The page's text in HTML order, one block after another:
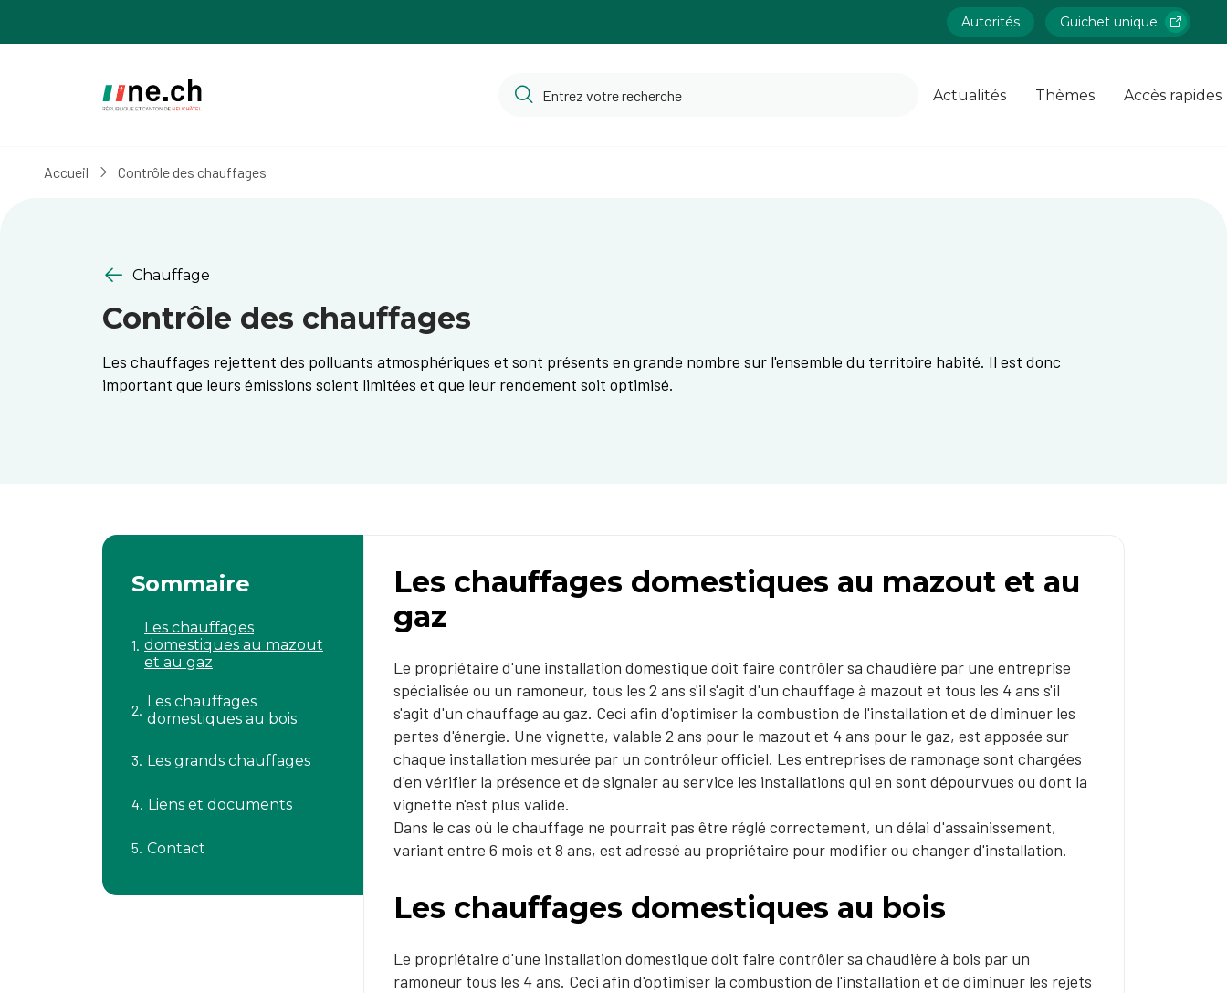
Autorités Guichet unique
Actualités Thèmes Accès rapides
Accueil Contrôle des chauffages
Chauffage
Contrôle des chauffages
Les chauffages rejettent des polluants atmosphériques et sont présents en grande nombre sur l'ensemble du territoire habité. Il est donc
important que leurs émissions soient limitées et que leur rendement soit optimisé.
Sommaire
Les chauffages
domestiques au mazout
et au gaz
Les chauffages
domestiques au bois
Les grands chauffages
Liens et documents
Contact
Les chauffages domestiques au mazout et au
gaz
Le propriétaire d'une installation domestique doit faire contrôler sa chaudière par une entreprise
spécialisée ou un ramoneur, tous les 2 ans s'il s'agit d'un chauffage à mazout et tous les 4 ans s'il
s'agit d'un chauffage au gaz. Ceci afin d'optimiser la combustion de l'installation et de diminuer les
pertes d'énergie. Une vignette, valable 2 ans pour le mazout et 4 ans pour le gaz, est apposée sur
chaque installation mesurée par un contrôleur officiel. Les entreprises de ramonage sont chargées
d'en vérifier la présence et de signaler au service les installations qui en sont dépourvues ou dont la
vignette n'est plus valide.
Dans le cas où le chauffage ne pourrait pas être réglé correctement, un délai d'assainissement,
variant entre 6 mois et 8 ans, est adressé au propriétaire pour modifier ou changer d'installation.
Les chauffages domestiques au bois
Le propriétaire d'une installation domestique doit faire contrôler sa chaudière à bois par un
ramoneur tous les 4 ans. Ceci afin d'optimiser la combustion de l'installation et de diminuer les rejets